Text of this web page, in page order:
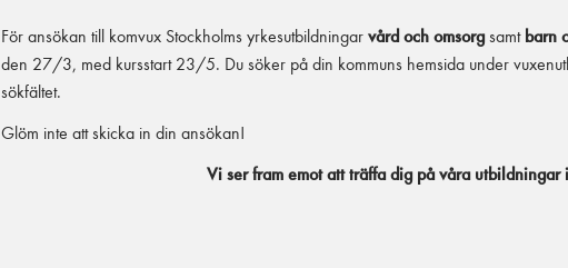
För ansökan till komvux Stockholms yrkesutbildningar vård och omsorgsamt barn
den 27/3, med kursstart 23/5. Du söker på din kommuns hemsida under
sökfältet.
Glöm inte att skicka in din ansökan!
Vi ser fram emot att träffa dig på våra utbildningar